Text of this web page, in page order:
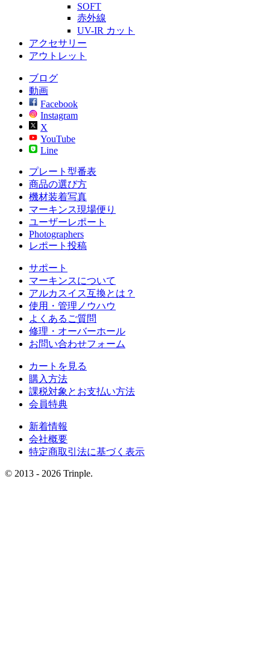
SOFT
赤外線
UV-IR カット
アクセサリー
アウトレット
ブログ
動画
Facebook
Instagram
X
YouTube
Line
プレート型番表
商品の選び方
機材装着写真
マーキンス現場便り
ユーザーレポート
Photographers
レポート投稿
サポート
マーキンスについて
アルカスイス互換とは？
使用・管理ノウハウ
よくあるご質問
修理・オーバーホール
お問い合わせフォーム
カートを見る
購入方法
課税対象とお支払い方法
会員特典
新着情報
会社概要
特定商取引法に基づく表示
© 2013 - 2026 Trinple.